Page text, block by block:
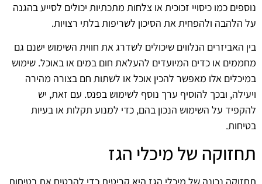
נוספים כמו כיסויי זכוכית או צלחות מתכתיות יכולים לסייע בהגנה
על הלהבה ולהפחית את הסיכון לשריפות בלתי רצויות.
בין האביזרים הנלווים שיכולים לשדרג את חווית השימוש ישנם גם
מחממים או כדים המיועדים להעלאת חום במים או באוכל. שימוש
במיכלים אלו מאפשר להכין אוכל או לשתות חם בצורה מהירה
ויעילה, ובכך להוסיף ערך נוסף לשימוש בפנס. עם זאת, יש
להקפיד על השימוש הנכון בהם, כדי למנוע תקלות או בעיות
בטיחות.
תחזוקה של מיכלי הגז
תחזוקה נכונה של מיכלי הגז היא קריטית כדי להבטיח את בטיחות